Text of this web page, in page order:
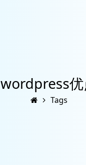
wordpress优
Tags